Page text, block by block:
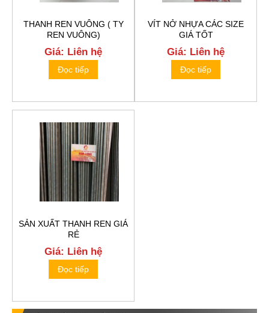
THANH REN VUÔNG ( TY
REN VUÔNG)
Giá: Liên hệ
Đọc tiếp
VÍT NỞ NHỰA CÁC SIZE
GIÁ TỐT
Giá: Liên hệ
Đọc tiếp
SẢN XUẤT THANH REN GIÁ
RẺ
Giá: Liên hệ
Đọc tiếp